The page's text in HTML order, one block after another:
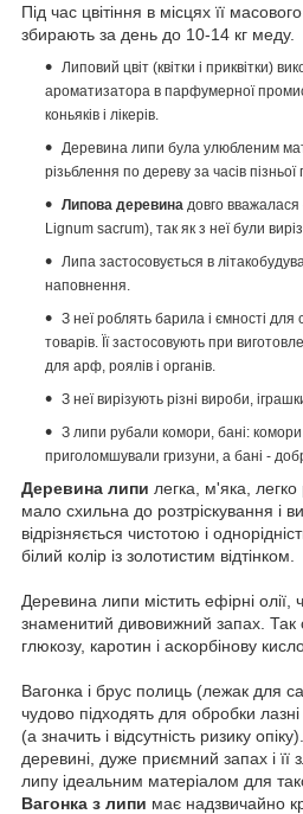
Під час цвітіння в місцях її
збирають за день до 10-14 кг меду.
Липовий цвіт (квітки і приквітки)
ароматизатора в парфумерної
коньяків і лікерів.
Деревина липи була улюбленим
різьблення по дереву за часів пізньої
Липова деревина довго вважалася
Lignum sacrum), так як з неї були
Липа застосовується в
наповнення.
З неї роблять барила і ємності для
товарів. Її застосовують при
для арф, роялів і органів.
З неї вирізують різні вироби,
З липи рубали комори, бані:
приголомшували гризуни, а бані -
Деревина липи легка, м'яка,
мало схильна до розтріскування і
відрізняється чистотою і
білий колір із золотистим відтінком.
Деревина липи містить ефірні олії,
знаменитий дивовижний запах. Так
глюкозу, каротин і аскорбінову
Вагонка і брус полиць (лежак для
чудово підходять для обробки лазні
(а значить і відсутність ризику
деревині, дуже приємний запах і її
липу ідеальним матеріалом для
Вагонка з липи має надзвичайно